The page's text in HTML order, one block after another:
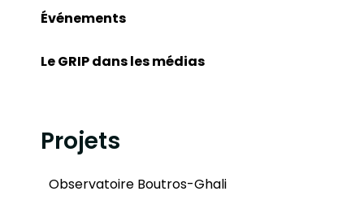
Événements
Le GRIP dans les médias
Projets
Observatoire Boutros-Ghali